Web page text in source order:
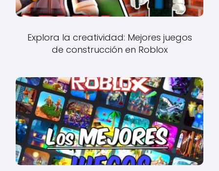
Explora la creatividad: Mejores juegos
de construcción en Roblox